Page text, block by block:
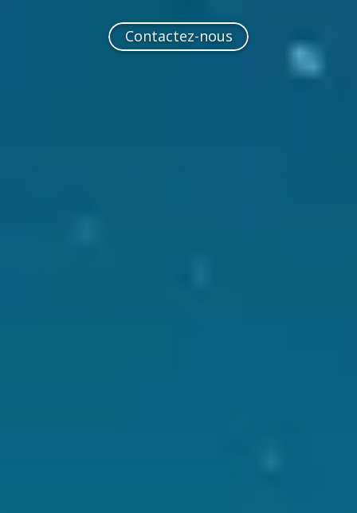
Contactez-nous